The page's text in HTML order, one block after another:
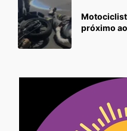
próximo